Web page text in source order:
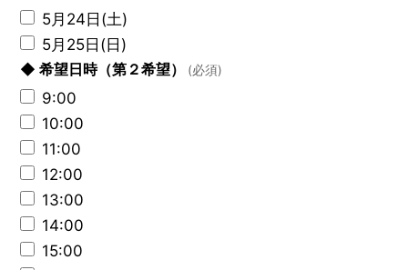
5月24日(土)
5月25日(日)
◆ 希望日時（第２希望）
(必須)
9:00
10:00
11:00
12:00
13:00
14:00
15:00